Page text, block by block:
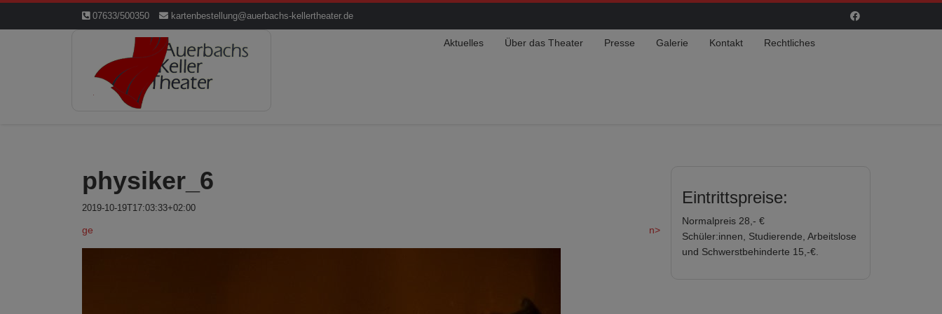
07633/500350 kartenbestellung@auerbachs-kellertheater.de
Aktuelles Über das Theater Presse Galerie Kontakt Rechtliches
physiker_6
2019-10-19T17:03:33+02:00
ge n>
Eintrittspreise:
Normalpreis 28,- €
Schüler:innen, Studierende, Arbeitslose
und Schwerstbehinderte 15,-€.